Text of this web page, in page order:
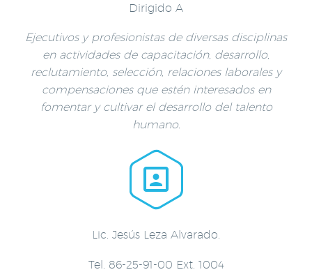
Dirigido A
Ejecutivos y profesionistas de diversas disciplinas
en actividades de capacitación, desarrollo,
reclutamiento, selección, relaciones laborales y
compensaciones que estén interesados en
fomentar y cultivar el desarrollo del talento
humano.


Lic. Jesús Leza Alvarado.
Tel. 86-25-91-00 Ext. 1004